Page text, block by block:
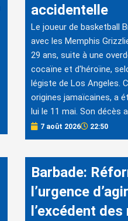
accidentelle
Le joueur de basketball
avec les Memphis
29 ans, suite à une
cocaïne et d'héroïne,
légiste de Los Angeles.
origines jamaïcaines, a
lui le 11 mai. Son décès
7 août 2026 22:50
Barbade:
l’urgence
l’excédent